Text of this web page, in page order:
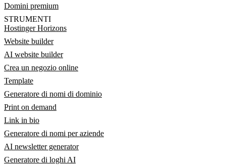
Domini premium
STRUMENTI
Hostinger Horizons
Website builder
AI website builder
Crea un negozio online
Template
Generatore di nomi di dominio
Print on demand
Link in bio
Generatore di nomi per aziende
AI newsletter generator
Generatore di loghi AI